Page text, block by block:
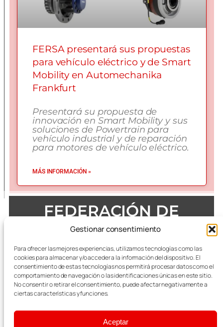
Gestionar consentimiento
Para ofrecer las mejores experiencias, utilizamos tecnologías como las
cookies para almacenar y/o acceder a la información del dispositivo. El
consentimiento de estas tecnologías nos permitirá procesar datos como el
comportamiento de navegación o las identificaciones únicas en este sitio.
No consentir o retirar el consentimiento, puede afectar negativamente a
ciertas características y funciones.
Aceptar
FERSA presentará sus propuestas
para vehículo eléctrico y de Smart
Mobility en Automechanika
Frankfurt
Presentará su propuesta de
innovación en Smart Mobility y sus
soluciones de Powertrain para
vehículo industrial y de reparación
para motores de vehículo eléctrico.
MÁS INFORMACIÓN »
FEDERACIÓN DE
EMPRESAS DEL METAL
DE ZARAGOZA
Todas las referencias terminológicas de género que se
mencionan a lo largo de las publicaciones, se considerarán
alusivas al masculino y femenino indistintamente.